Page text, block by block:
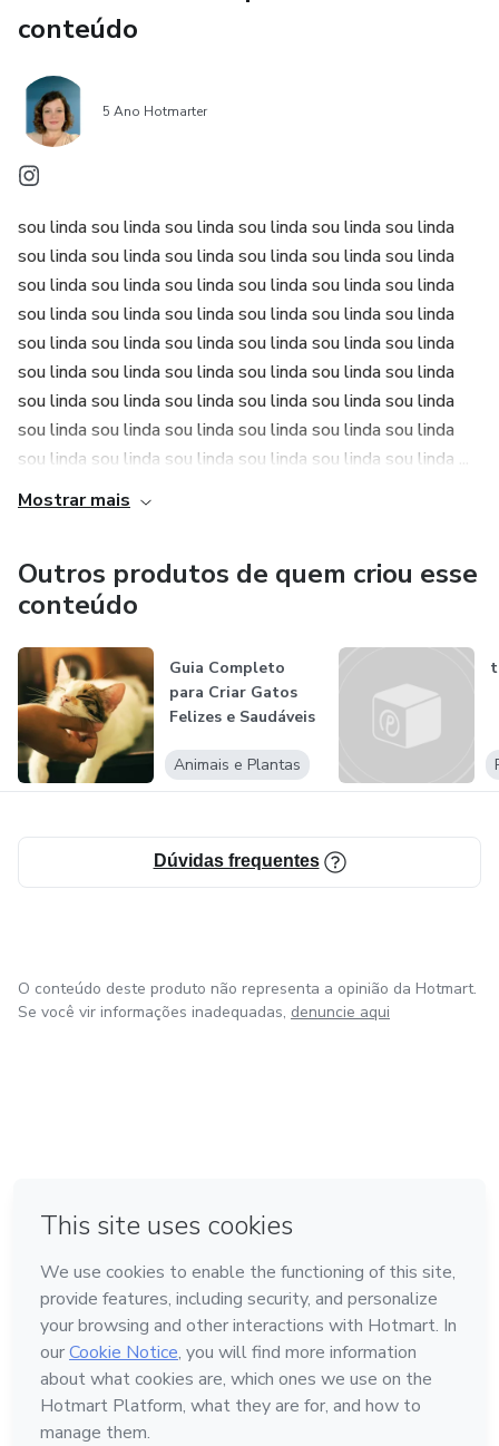
conteúdo
5 Ano Hotmarter
sou linda sou linda sou linda sou linda sou linda sou linda
sou linda sou linda sou linda sou linda sou linda sou linda
sou linda sou linda sou linda sou linda sou linda sou linda
sou linda sou linda sou linda sou linda sou linda sou linda
sou linda sou linda sou linda sou linda sou linda sou linda
sou linda sou linda sou linda sou linda sou linda sou linda
sou linda sou linda sou linda sou linda sou linda sou linda
sou linda sou linda sou linda sou linda sou linda sou linda
sou linda sou linda sou linda sou linda sou linda sou linda ...
Mostrar mais
Outros produtos de quem criou esse
conteúdo
Guia Completo
para Criar Gatos
Felizes e Saudáveis
Animais e Plantas
Dúvidas frequentes
O conteúdo deste produto não representa a opinião da Hotmart.
Se você vir informações inadequadas, denuncie aqui
Feito com ❤ na Cidade do México
Conheça a Hotmart
Idioma
Português